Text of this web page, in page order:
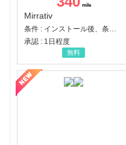
Mirrativ
条件 : インストール後、条件達成
承認 : 1日程度
無料